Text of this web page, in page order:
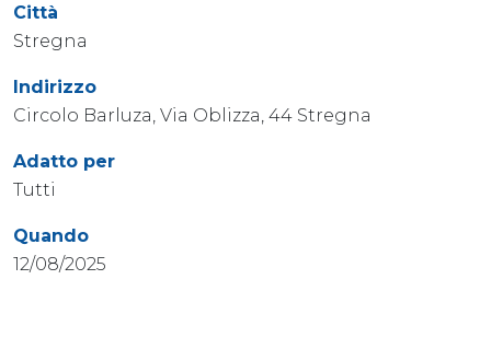
Città
Stregna
Indirizzo
Circolo Barluza, Via Oblizza, 44 Stregna
Adatto per
Tutti
Quando
12/08/2025